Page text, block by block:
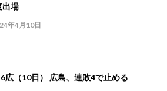
出場
年4月10日
広（10日） 広島、連敗4で止める